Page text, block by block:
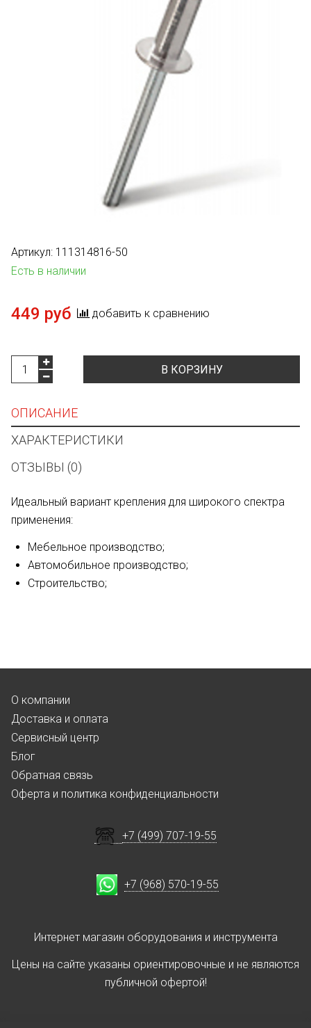
Артикул: 111314816-50
Есть в наличии
449 руб добавить к сравнению
В КОРЗИНУ
ОПИСАНИЕ
ХАРАКТЕРИСТИКИ
ОТЗЫВЫ (0)
Идеальный вариант крепления для широкого спектра
применения:
Мебельное производство;
Автомобильное производство;
Строительство;
О компании
Доставка и оплата
Сервисный центр
Блог
Обратная связь
Оферта и политика конфиденциальности
+7 (499) 707-19-55
+7 (968) 570-19-55
Интернет магазин оборудования и инструмента
Цены на сайте указаны ориентировочные и не являются
публичной офертой!